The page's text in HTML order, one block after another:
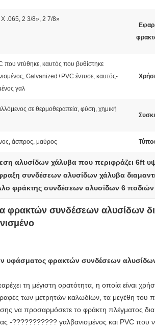
Χ .065, 2 3/8», 2 7/8»
που ντύθηκε, καυτός που βυθίστηκε
Galvanized+PVC έντυσε, καυτός-
γαλ
σε θερμοθεραπεία, φύση, χημική
άσπρος, μαύρος
αλυσίδων χάλυβα που περιφράζει 6ft
συνδέσεων αλυσίδων χάλυβα
φράκτης συνδέσεων αλυσίδων 6 ποδιών
συνδέσεων αλυσίδων
υφάσματος φρακτών συνδέσεων
τη μέγιστη ορατότητα, η οποία είναι
των μετρητών καλωδίων, τα μεγέθη του
να προσαρμόσετε το φράκτη πλέγματος
-??????????? γαλβανισμένος και PVC